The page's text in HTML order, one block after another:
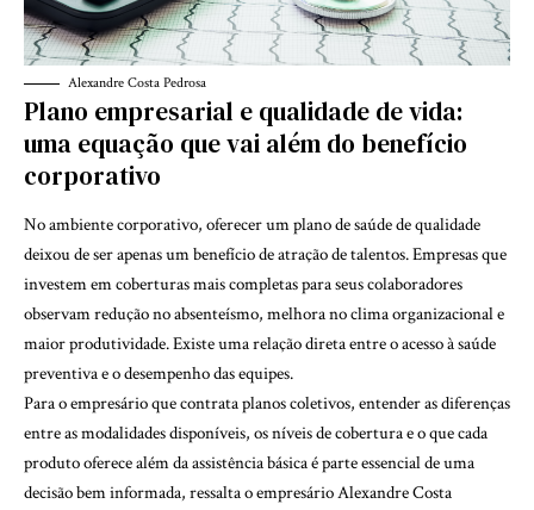
Alexandre Costa Pedrosa
Plano empresarial e qualidade de vida:
uma equação que vai além do benefício
corporativo
No ambiente corporativo, oferecer um plano de saúde de qualidade
deixou de ser apenas um benefício de atração de talentos. Empresas que
investem em coberturas mais completas para seus colaboradores
observam redução no absenteísmo, melhora no clima organizacional e
maior produtividade. Existe uma relação direta entre o acesso à saúde
preventiva e o desempenho das equipes.
Para o empresário que contrata planos coletivos, entender as diferenças
entre as modalidades disponíveis, os níveis de cobertura e o que cada
produto oferece além da assistência básica é parte essencial de uma
decisão bem informada, ressalta o empresário Alexandre Costa